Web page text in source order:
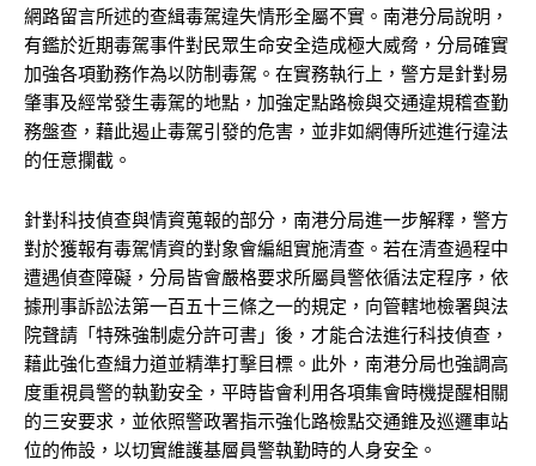
網路留言所述的查緝毒駕違失情形全屬不實。南港分局說明，
有鑑於近期毒駕事件對民眾生命安全造成極大威脅，分局確實
加強各項勤務作為以防制毒駕。在實務執行上，警方是針對易
肇事及經常發生毒駕的地點，加強定點路檢與交通違規稽查勤
務盤查，藉此遏止毒駕引發的危害，並非如網傳所述進行違法
的任意攔截。
針對科技偵查與情資蒐報的部分，南港分局進一步解釋，警方
對於獲報有毒駕情資的對象會編組實施清查。若在清查過程中
遭遇偵查障礙，分局皆會嚴格要求所屬員警依循法定程序，依
據刑事訴訟法第一百五十三條之一的規定，向管轄地檢署與法
院聲請「特殊強制處分許可書」後，才能合法進行科技偵查，
藉此強化查緝力道並精準打擊目標。此外，南港分局也強調高
度重視員警的執勤安全，平時皆會利用各項集會時機提醒相關
的三安要求，並依照警政署指示強化路檢點交通錐及巡邏車站
位的佈設，以切實維護基層員警執勤時的人身安全。